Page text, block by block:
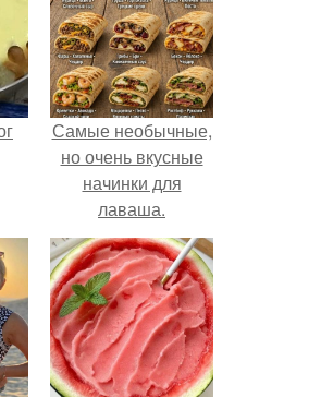
Самые необычные,
но очень вкусные
начинки для
лаваша.